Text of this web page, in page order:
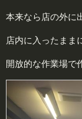
本来なら店の外に
店内に入ったまま
開放的な作業場で